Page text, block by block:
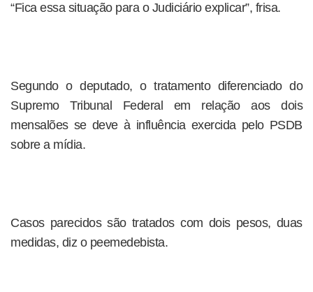
“Fica essa situação para o Judiciário explicar”, frisa.
Segundo o deputado, o tratamento diferenciado do
Supremo Tribunal Federal em relação aos dois
mensalões se deve à influência exercida pelo PSDB
sobre a mídia.
Casos parecidos são tratados com dois pesos, duas
medidas, diz o peemedebista.